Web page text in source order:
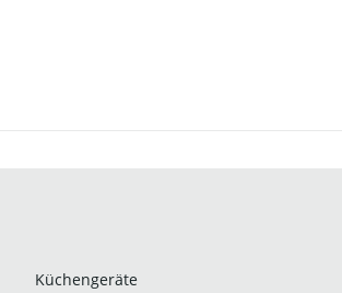
Küchengeräte